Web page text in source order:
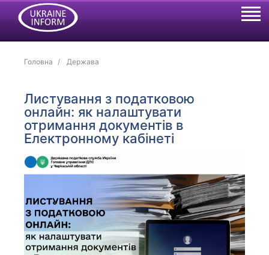
Головна Держава
Листування з податковою
онлайн: як налаштувати
отримання документів в
Електронному кабінеті